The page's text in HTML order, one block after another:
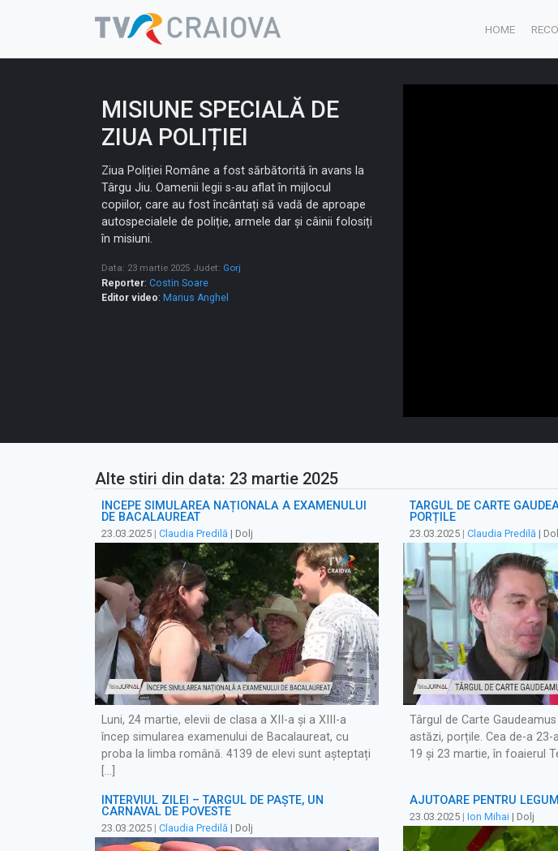
HOME
MISIUNE SPECIALĂ DE
ZIUA POLIȚIEI
Ziua Poliției Române a fost sărbătorită în avans la
Târgu Jiu. Oamenii legii s-au aflat în mijlocul
copiilor, care au fost încântați să vadă de aproape
autospecialele de poliție, armele dar și câinii folosiți
în misiuni.
Data: 23 martie 2025 Judet: Gorj
Reporter: Costin Soare
Editor video: Marius Anghel
Alte stiri din data: 23 martie 2025
ÎNCEPE SIMULAREA NAȚIONALĂ A EXAMENULUI
DE BACALAUREAT
23.03.2025 | Claudia Predilă | Dolj
Luni, 24 martie, elevii de clasa a XII-a și a XIII-a
încep simularea examenului de Bacalaureat, cu
proba la limba română. 4139 de elevi sunt așteptați
[…]
TÂRGUL DE CARTE
PORȚILE
23.03.2025 | Claudia Predilă |
Târgul de Carte
astăzi, porțile. Cea de-a
19 și 23 martie, în foaierul
INTERVIUL ZILEI – TÂRGUL DE PAȘTE, UN
CARNAVAL DE POVESTE
23.03.2025 | Claudia Predilă | Dolj
AJUTOARE PENTRU
23.03.2025 | Ion Mihai | Dolj